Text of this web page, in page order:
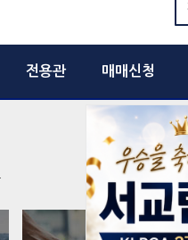
전용관 매매신청